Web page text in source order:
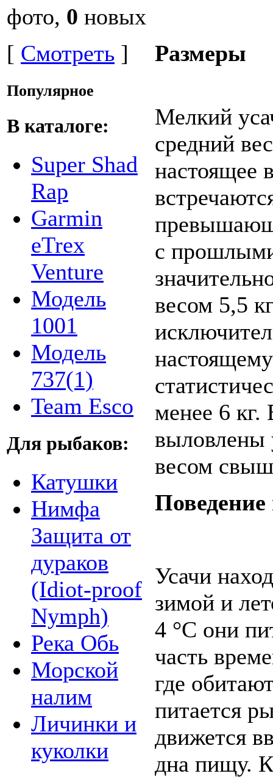
фото, 0 новых
[ Смотреть ]
Популярное
В каталоге:
Super Shad
Rap
Garmin
eTrex
Venture
Модель
1001
Модель
737(1)
Team Esco
Для рыбаков:
Катушки
Нимфа
Защита от
дураков
(Idiot-proof
Nymph)
Река Обь
Морской
налим
Личинки и
куколки
Размеры
Мелкий
средний
настоящее
с
весом 5,5
менее 6
выловлены
весом
Поведение
Усачи
зимой и
4 °С они
часть
где
питается
движется
дна пищу.